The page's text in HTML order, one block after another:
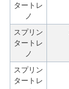
タートレ
ノ
スプリン
タートレ
ノ
スプリン
タートレ